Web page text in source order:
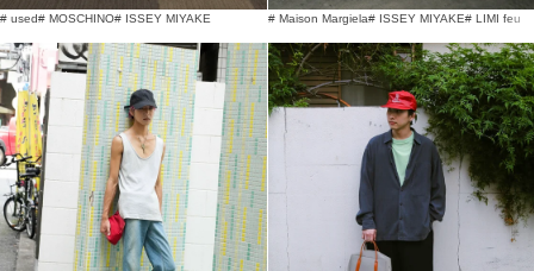
# used# MOSCHINO# ISSEY MIYAKE # Maison Margiela# ISSEY MIYAKE# LIMI feu